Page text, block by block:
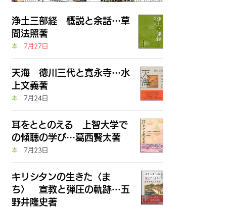
浄土三部経 概説と余話…草
間法照著
本
7月27日
天海 徳川三代と寛永寺…水
上文義著
本
7月24日
耳をととのえる 上智大学で
の傾聴の学び…葛西賢太著
本
7月23日
キリシタンの生きた〈ま
ち〉 宣教と弾圧の軌跡…五
野井隆史著